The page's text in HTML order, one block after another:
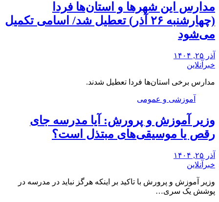
مدارس این شهرها و استان‌ها فردا
(چهارشنبه ۲۶ آذر) تعطیل شد/ اسامی تکمیل
می‌شود
آذر ۲۵, ۱۴۰۴
خبرآنلاین
مدارس برخی استان‌ها فردا تعطیل شدند.
آموزشی و عمومی
وزیر آموزش و پرورش: آیا مدرسه جای
رقص یا موسیقی‌های مبتذل است؟
آذر ۲۵, ۱۴۰۴
خبرآنلاین
وزیر آموزش و پرورش با تاکید بر اینکه هرگز نباید در مدرسه در
پوشش یک سری…